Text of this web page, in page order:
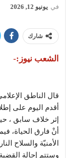
في يونيو 12, 2026
شارك
الشعب نيوز:-
قال الناطق
أقدم اليوم على
إثر خلاف سابق ،
أنْ فارق الحياة،
الأمنيّة والسلاح
وستتم إحالة